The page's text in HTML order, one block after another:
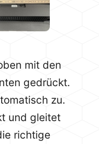
mit den
gedrückt.
zu.
und gleitet
richtige